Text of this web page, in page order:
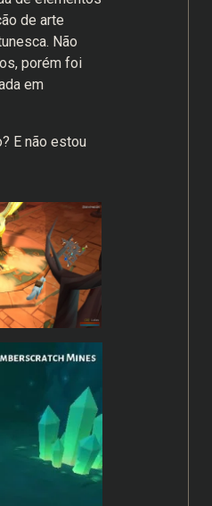
de arte
Não
porém foi
em
E não estou